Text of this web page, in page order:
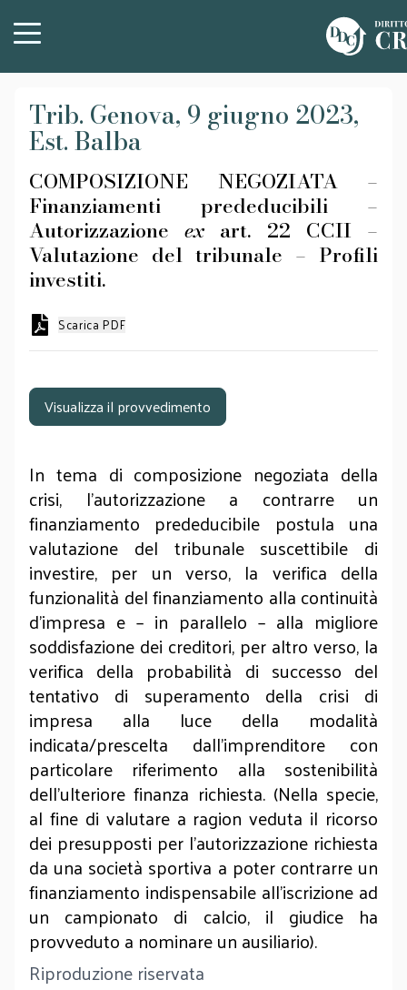
Trib. Genova, 9 giugno 2023,
Est. Balba
COMPOSIZIONE NEGOZIATA –
Finanziamenti prededucibili –
Autorizzazioneex art. 22 CCII –
Valutazione del tribunale – Profili
investiti.
Scarica PDF
Visualizza il provvedimento
In tema di composizione negoziata della
crisi, l’autorizzazione a contrarre un
finanziamento prededucibile postula una
valutazione del tribunale suscettibile di
investire, per un verso, la verifica della
funzionalità del finanziamento alla continuità
d’impresa e – in parallelo – alla migliore
soddisfazione dei creditori, per altro verso, la
verifica della probabilità di successo del
tentativo di superamento della crisi di
impresa alla luce della modalità
indicata/prescelta dall’imprenditore con
particolare riferimento alla sostenibilità
dell’ulteriore finanza richiesta. (Nella specie,
al fine di valutare a ragion veduta il ricorso
dei presupposti per l’autorizzazione richiesta
da una società sportiva a poter contrarre un
finanziamento indispensabile all’iscrizione ad
un campionato di calcio, il giudice ha
provveduto a nominare un ausiliario).
Riproduzione riservata